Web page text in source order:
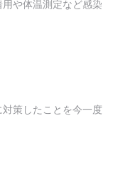
や体温測定など感染
策したことを今一度